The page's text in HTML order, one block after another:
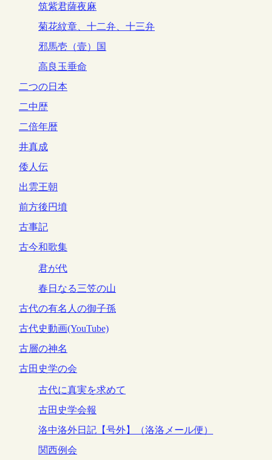
筑紫君薩夜麻
菊花紋章、十二弁、十三弁
邪馬壱（壹）国
高良玉垂命
二つの日本
二中歴
二倍年暦
井真成
倭人伝
出雲王朝
前方後円墳
古事記
古今和歌集
君が代
春日なる三笠の山
古代の有名人の御子孫
古代史動画(YouTube)
古層の神名
古田史学の会
古代に真実を求めて
古田史学会報
洛中洛外日記【号外】（洛洛メール便）
関西例会